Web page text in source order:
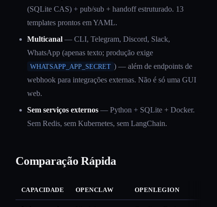
(SQLite CAS) + pub/sub + handoff estruturado. 13
templates prontos em YAML.
Multicanal — CLI, Telegram, Discord, Slack,
WhatsApp (apenas texto; produção exige
WHATSAPP_APP_SECRET ) — além de endpoints de
webhook para integrações externas. Não é só uma GUI
web.
Sem serviços externos — Python + SQLite + Docker.
Sem Redis, sem Kubernetes, sem LangChain.
Comparação Rápida
CAPACIDADE OPENCLAW OPENLEGION